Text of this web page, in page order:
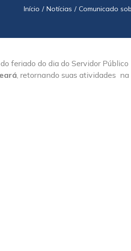
Você está aqui:
Início Notícias Comunicado
feriado do dia do Servidor Público
, retornando suas atividades